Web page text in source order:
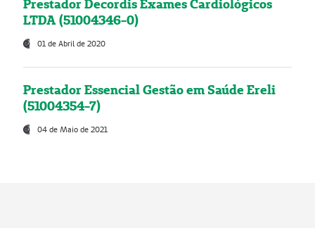
Prestador Decordis Exames Cardiológicos
LTDA (51004346-0)
01 de Abril de 2020
Prestador Essencial Gestão em Saúde Ereli
(51004354-7)
04 de Maio de 2021